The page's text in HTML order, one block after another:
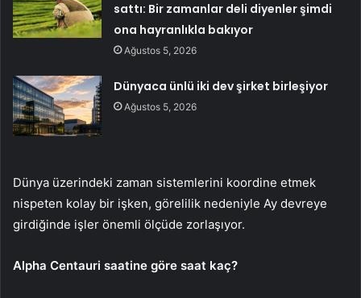
sattı: Bir zamanlar deli diyenler şimdi
ona hayranlıkla bakıyor
Ağustos 5, 2026
Dünyaca ünlü iki dev şirket birleşiyor
Ağustos 5, 2026
Dünya üzerindeki zaman sistemlerini koordine etmek
nispeten kolay bir işken, görelilik nedeniyle Ay devreye
girdiğinde işler önemli ölçüde zorlaşıyor.
Alpha Centauri saatine göre saat kaç?